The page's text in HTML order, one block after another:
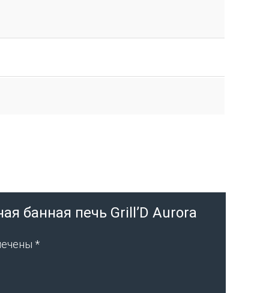
банная печь Grill’D Aurora
*